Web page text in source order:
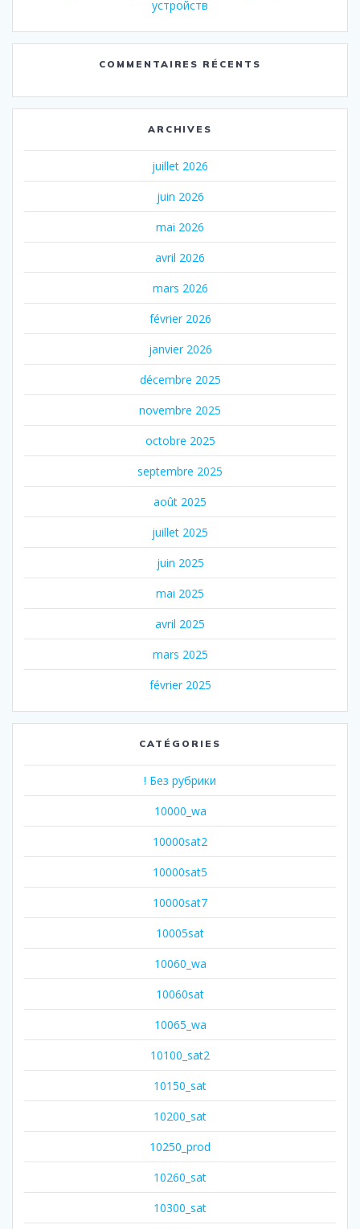
устройств
COMMENTAIRES RÉCENTS
ARCHIVES
juillet 2026
juin 2026
mai 2026
avril 2026
mars 2026
février 2026
janvier 2026
décembre 2025
novembre 2025
octobre 2025
septembre 2025
août 2025
juillet 2025
juin 2025
mai 2025
avril 2025
mars 2025
février 2025
CATÉGORIES
! Без рубрики
10000_wa
10000sat2
10000sat5
10000sat7
10005sat
10060_wa
10060sat
10065_wa
10100_sat2
10150_sat
10200_sat
10250_prod
10260_sat
10300_sat